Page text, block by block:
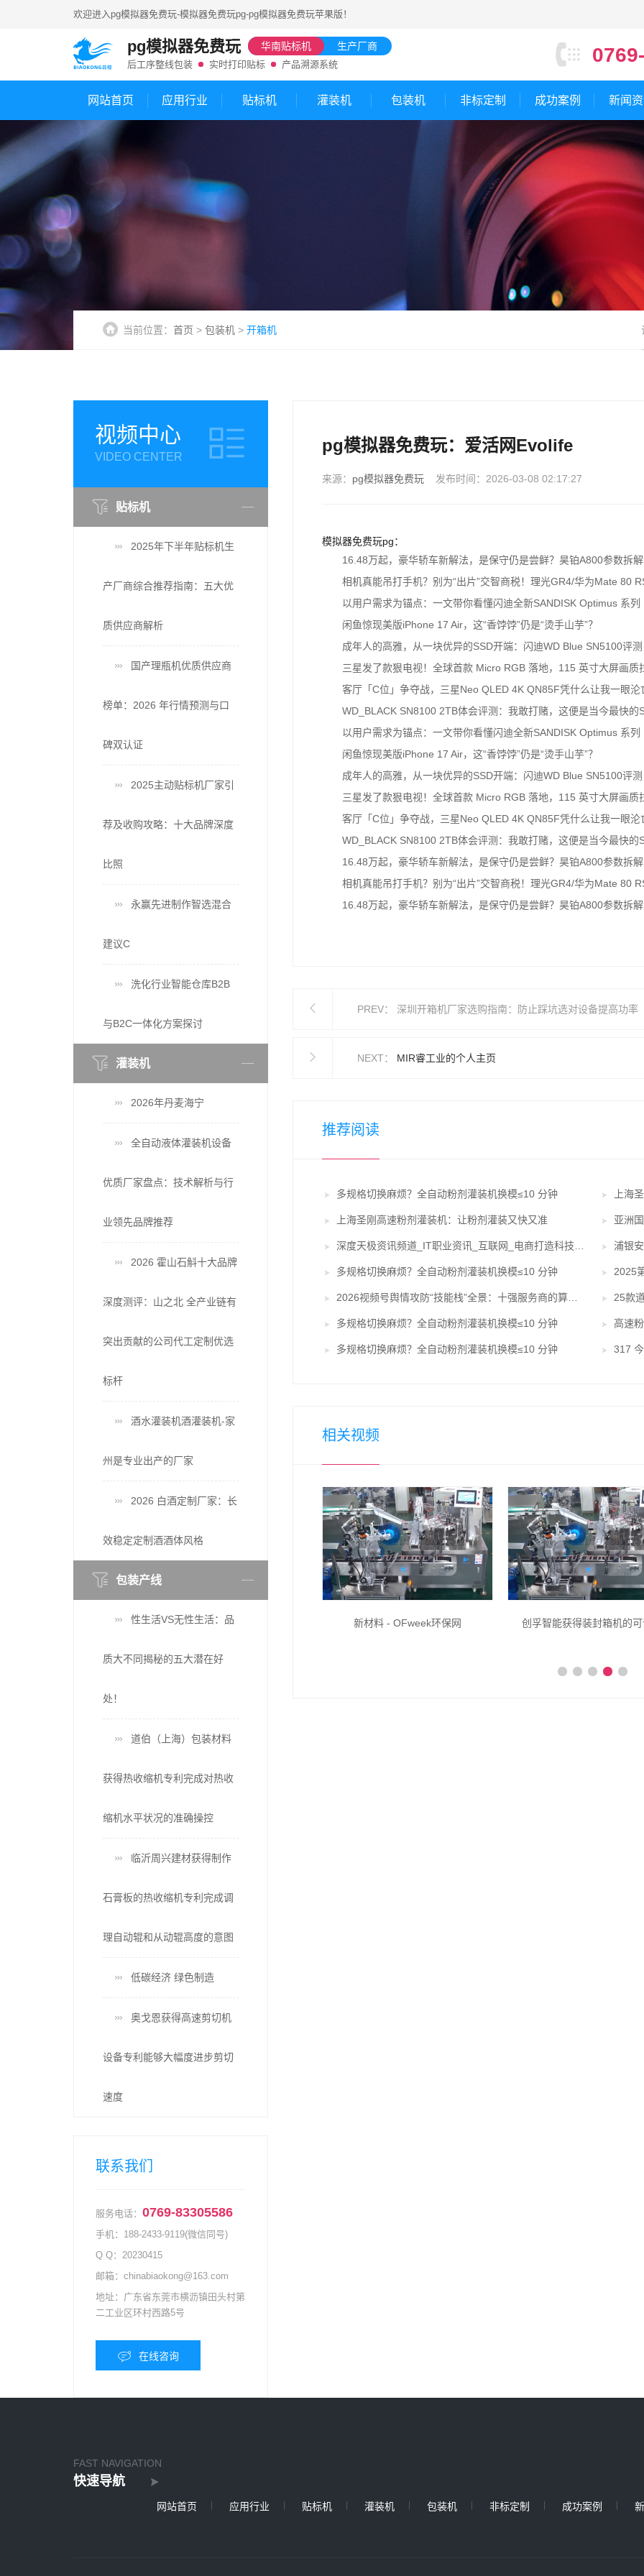
欢迎进入pg模拟器免费玩-模拟器免费玩pg-pg模拟器免费玩苹果版 ！
pg模拟器免费玩 华南贴标机 生产厂商
后工序整线包装 实时打印贴标 产品溯源系统
网站首页 应用行业 贴标机 灌装机 包装机 非标定制 成功案例 新闻
当前位置： 首页 > 包装机 > 开箱机
视频中心
VIDEO CENTER
贴标机
2025年下半年贴标机生
产厂商综合推荐指南：五大优
质供应商解析
国产理瓶机优质供应商
榜单：2026 年行情预测与口
碑双认证
2025主动贴标机厂家引
荐及收购攻略：十大品牌深度
比照
永赢先进制作智选混合
建议C
洗化行业智能仓库B2B
与B2C一体化方案探讨
灌装机
2026年丹麦海宁
全自动液体灌装机设备
优质厂家盘点：技术解析与行
业领先品牌推荐
2026 霍山石斛十大品牌
深度测评：山之北 全产业链有
突出贡献的公司代工定制优选
标杆
酒水灌装机酒灌装机-家
州是专业出产的厂家
2026 白酒定制厂家：长
效稳定定制酒酒体风格
包装产线
性生活VS无性生活：品
质大不同揭秘的五大潜在好
处！
道伯（上海）包装材料
获得热收缩机专利完成对热收
缩机水平状况的准确操控
临沂周兴建材获得制作
石膏板的热收缩机专利完成调
理自动辊和从动辊高度的意图
低碳经济 绿色制造
奥戈恩获得高速剪切机
设备专利能够大幅度进步剪切
速度
联系我们
服务电话： 0769-83305586
手机： 188-2433-9119(微信同号)
Q Q： 20230415
邮箱： chinabiaokong@163.com
地址： 广东省东莞市横沥镇田头村第
二工业区环村西路5号
在线咨询
pg模拟器免费玩：爱活网Evolife
来源： pg模拟器免费玩发布时间：2026-03-08 02:17:27
模拟器免费玩pg：
16.48万起，豪华轿车新解法，是保守仍是尝鲜？昊铂A800参数拆
相机真能吊打手机？别为“出片”交智商税！理光GR4/华为Mate 80
以用户需求为锚点：一文带你看懂闪迪全新SANDISK Optimus 系列
闲鱼惊现美版iPhone 17 Air，这“香饽饽”仍是“烫手山芋”？
成年人的高雅，从一块优异的SSD开端：闪迪WD Blue SN5100评测
三星发了款狠电视！全球首款 Micro RGB 落地，115 英寸大屏画质
客厅「C位」争夺战，三星Neo QLED 4K QN85F凭什么让我一眼沦
WD_BLACK SN8100 2TB体会评测：我敢打赌，这便是当今最快的
以用户需求为锚点：一文带你看懂闪迪全新SANDISK Optimus 系列
闲鱼惊现美版iPhone 17 Air，这“香饽饽”仍是“烫手山芋”？
成年人的高雅，从一块优异的SSD开端：闪迪WD Blue SN5100评测
三星发了款狠电视！全球首款 Micro RGB 落地，115 英寸大屏画质
客厅「C位」争夺战，三星Neo QLED 4K QN85F凭什么让我一眼沦
WD_BLACK SN8100 2TB体会评测：我敢打赌，这便是当今最快的
16.48万起，豪华轿车新解法，是保守仍是尝鲜？昊铂A800参数拆
相机真能吊打手机？别为“出片”交智商税！理光GR4/华为Mate 80
16.48万起，豪华轿车新解法，是保守仍是尝鲜？昊铂A800参数拆
PREV： 深圳开箱机厂家选购指南：防止踩坑选对设备提高功率
NEXT： MIR睿工业的个人主页
推荐阅读
多规格切换麻烦？全自动粉剂灌装机换模≤10 分钟
上海圣刚高速粉剂灌装机：让粉剂灌装又快又准 亚洲
浦银
多规格切换麻烦？全自动粉剂灌装机换模≤10 分钟 2025
2026视频号舆情攻防“技能栈”全景：十强服务商的算法、对赌与合规鸿沟 25款
多规格切换麻烦？全自动粉剂灌装机换模≤10 分钟 高速
多规格切换麻烦？全自动粉剂灌装机换模≤10 分钟 317
相关视频
新材料 - OFweek环保网
FAST NAVIGATION
快速导航
网站首页 应用行业 贴标机 灌装机 包装机 非标定制 成功案例